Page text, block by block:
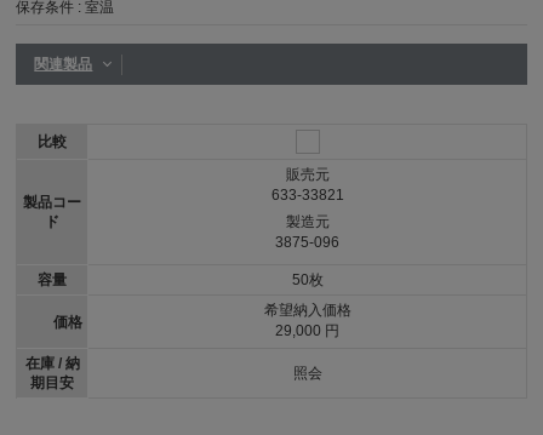
保存条件 :室温
関連製品
比較
製品コー
ド
容量
価格
在庫 / 納
期目安
販売元
633-33821
製造元
3875-096
50枚
希望納入価格
29,000 円
照会